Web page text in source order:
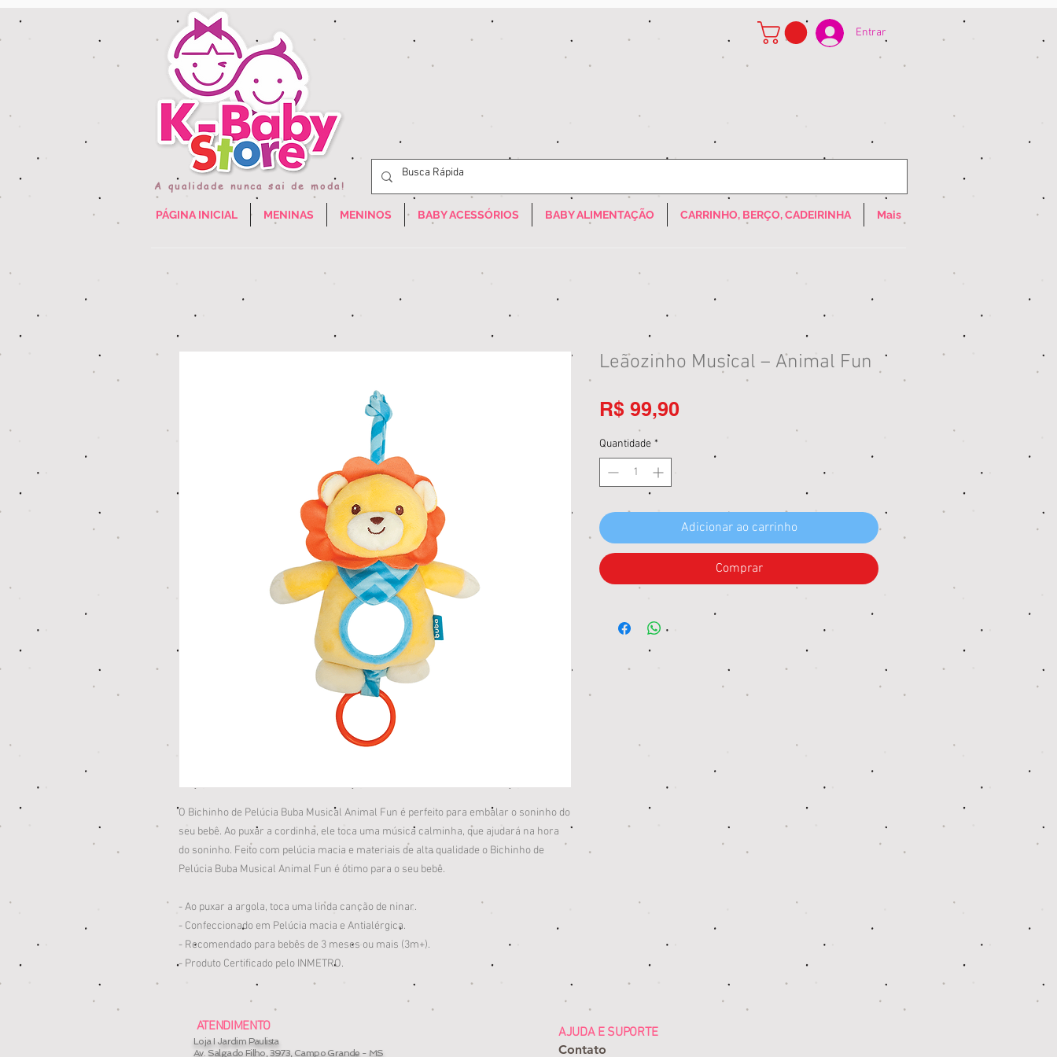
A qualidade nunca sai de moda!
Entrar
PÁGINA INICIAL MENINAS MENINOS BABY ACESSÓRIOS BABY ALIMENTAÇÃO CARRINHO, BERÇO, CADEIRINHA Mais
O Bichinho de Pelúcia Buba Musical Animal Fun é perfeito para embalar o soninho do
seu bebê. Ao puxar a cordinha, ele toca uma música calminha, que ajudará na hora
do soninho. Feito com pelúcia macia e materiais de alta qualidade o Bichinho de
Pelúcia Buba Musical Animal Fun é ótimo para o seu bebê.
- Ao puxar a argola, toca uma linda canção de ninar.
- Confeccionado em Pelúcia macia e Antialérgica.
- Recomendado para bebês de 3 meses ou mais (3m+).
- Produto Certificado pelo INMETRO.
Leãozinho Musical – Animal Fun
R$ 99,90
Quantidade *
Adicionar ao carrinho
Comprar
ATENDIMENTO
Loja I Jardim Paulista
Av. Salgado Filho, 3973, Campo Grande - MS
AJUDA E SUPORTE
Contato